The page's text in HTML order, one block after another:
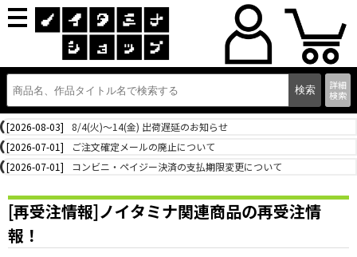
詳細
検索
[2026-08-03]
8/4(火)～14(金) 出荷遅延のお知らせ
[2026-07-01]
ご注文確定メールの廃止について
[2026-07-01]
コンビニ・ペイジー決済の支払期限変更について
[再受注情報]ノイタミナ関連商品の再受注情
報！